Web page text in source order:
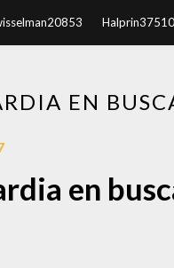
Halprin37510
EN
en